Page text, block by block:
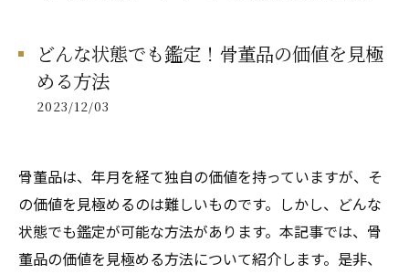
どんな状態でも鑑定！骨董品の価値を見極
める方法
2023/12/03
骨董品は、年月を経て独自の価値を持っていますが、そ
の価値を見極めるのは難しいものです。しかし、どんな
状態でも鑑定が可能な方法があります。本記事では、骨
董品の価値を見極める方法について紹介します。是非、